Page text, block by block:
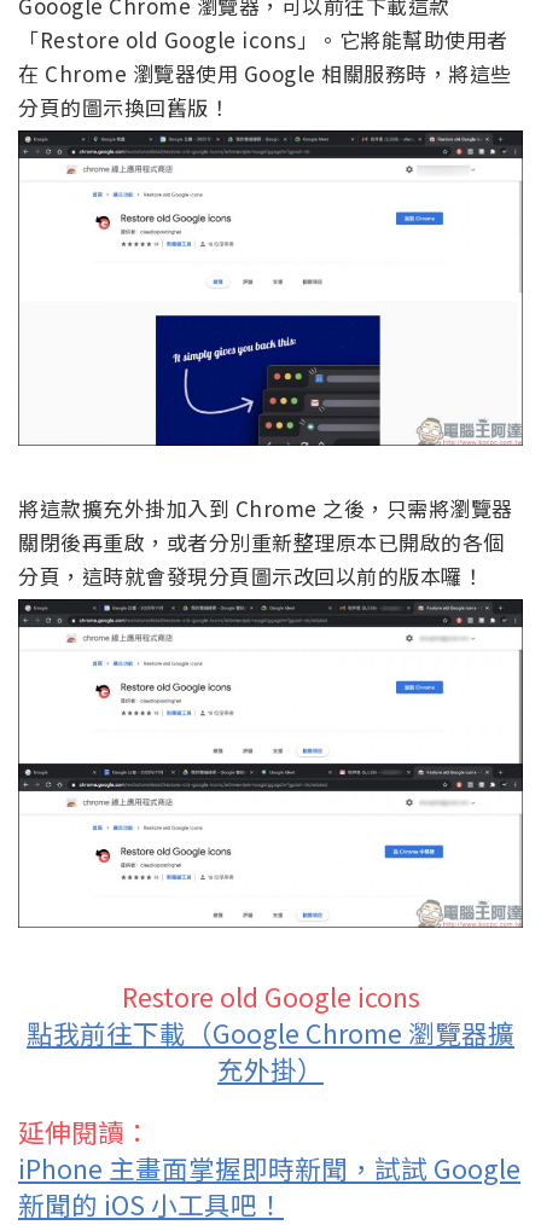
「Restore old Google icons」。它將能幫助使用者
在 Chrome 瀏覽器使用 Google 相關服務時，將這些
分頁的圖示換回舊版！
將這款擴充外掛加入到 Chrome 之後，只需將瀏覽器
關閉後再重啟，或者分別重新整理原本已開啟的各個
分頁，這時就會發現分頁圖示改回以前的版本囉！
Restore old Google icons
點我前往下載（Google Chrome 瀏覽器擴
充外掛）
延伸閱讀：
iPhone 主畫面掌握即時新聞，試試 Google
新聞的 iOS 小工具吧！